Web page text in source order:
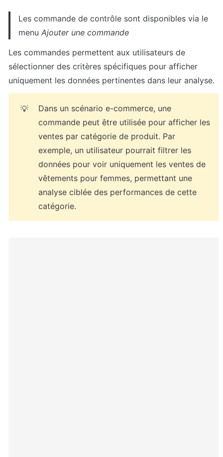
Les commande de contrôle sont disponibles via le
menu Ajouter une commande
Les commandes permettent aux utilisateurs de
sélectionner des critères spécifiques pour afficher
uniquement les données pertinentes dans leur analyse.
💡
Dans un scénario e-commerce, une
commande peut être utilisée pour afficher les
ventes par catégorie de produit. Par
exemple, un utilisateur pourrait filtrer les
données pour voir uniquement les ventes de
vêtements pour femmes, permettant une
analyse ciblée des performances de cette
catégorie.